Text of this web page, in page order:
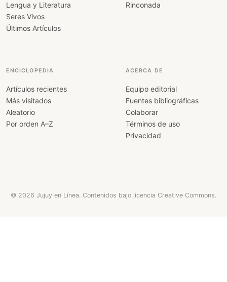
Lengua y Literatura
Seres Vivos
Últimos Artículos
Rinconada
ENCICLOPEDIA
Artículos recientes
Más visitados
Aleatorio
Por orden A–Z
ACERCA DE
Equipo editorial
Fuentes bibliográficas
Colaborar
Términos de uso
Privacidad
© 2026 Jujuy en Línea. Contenidos bajo licencia Creative Commons.